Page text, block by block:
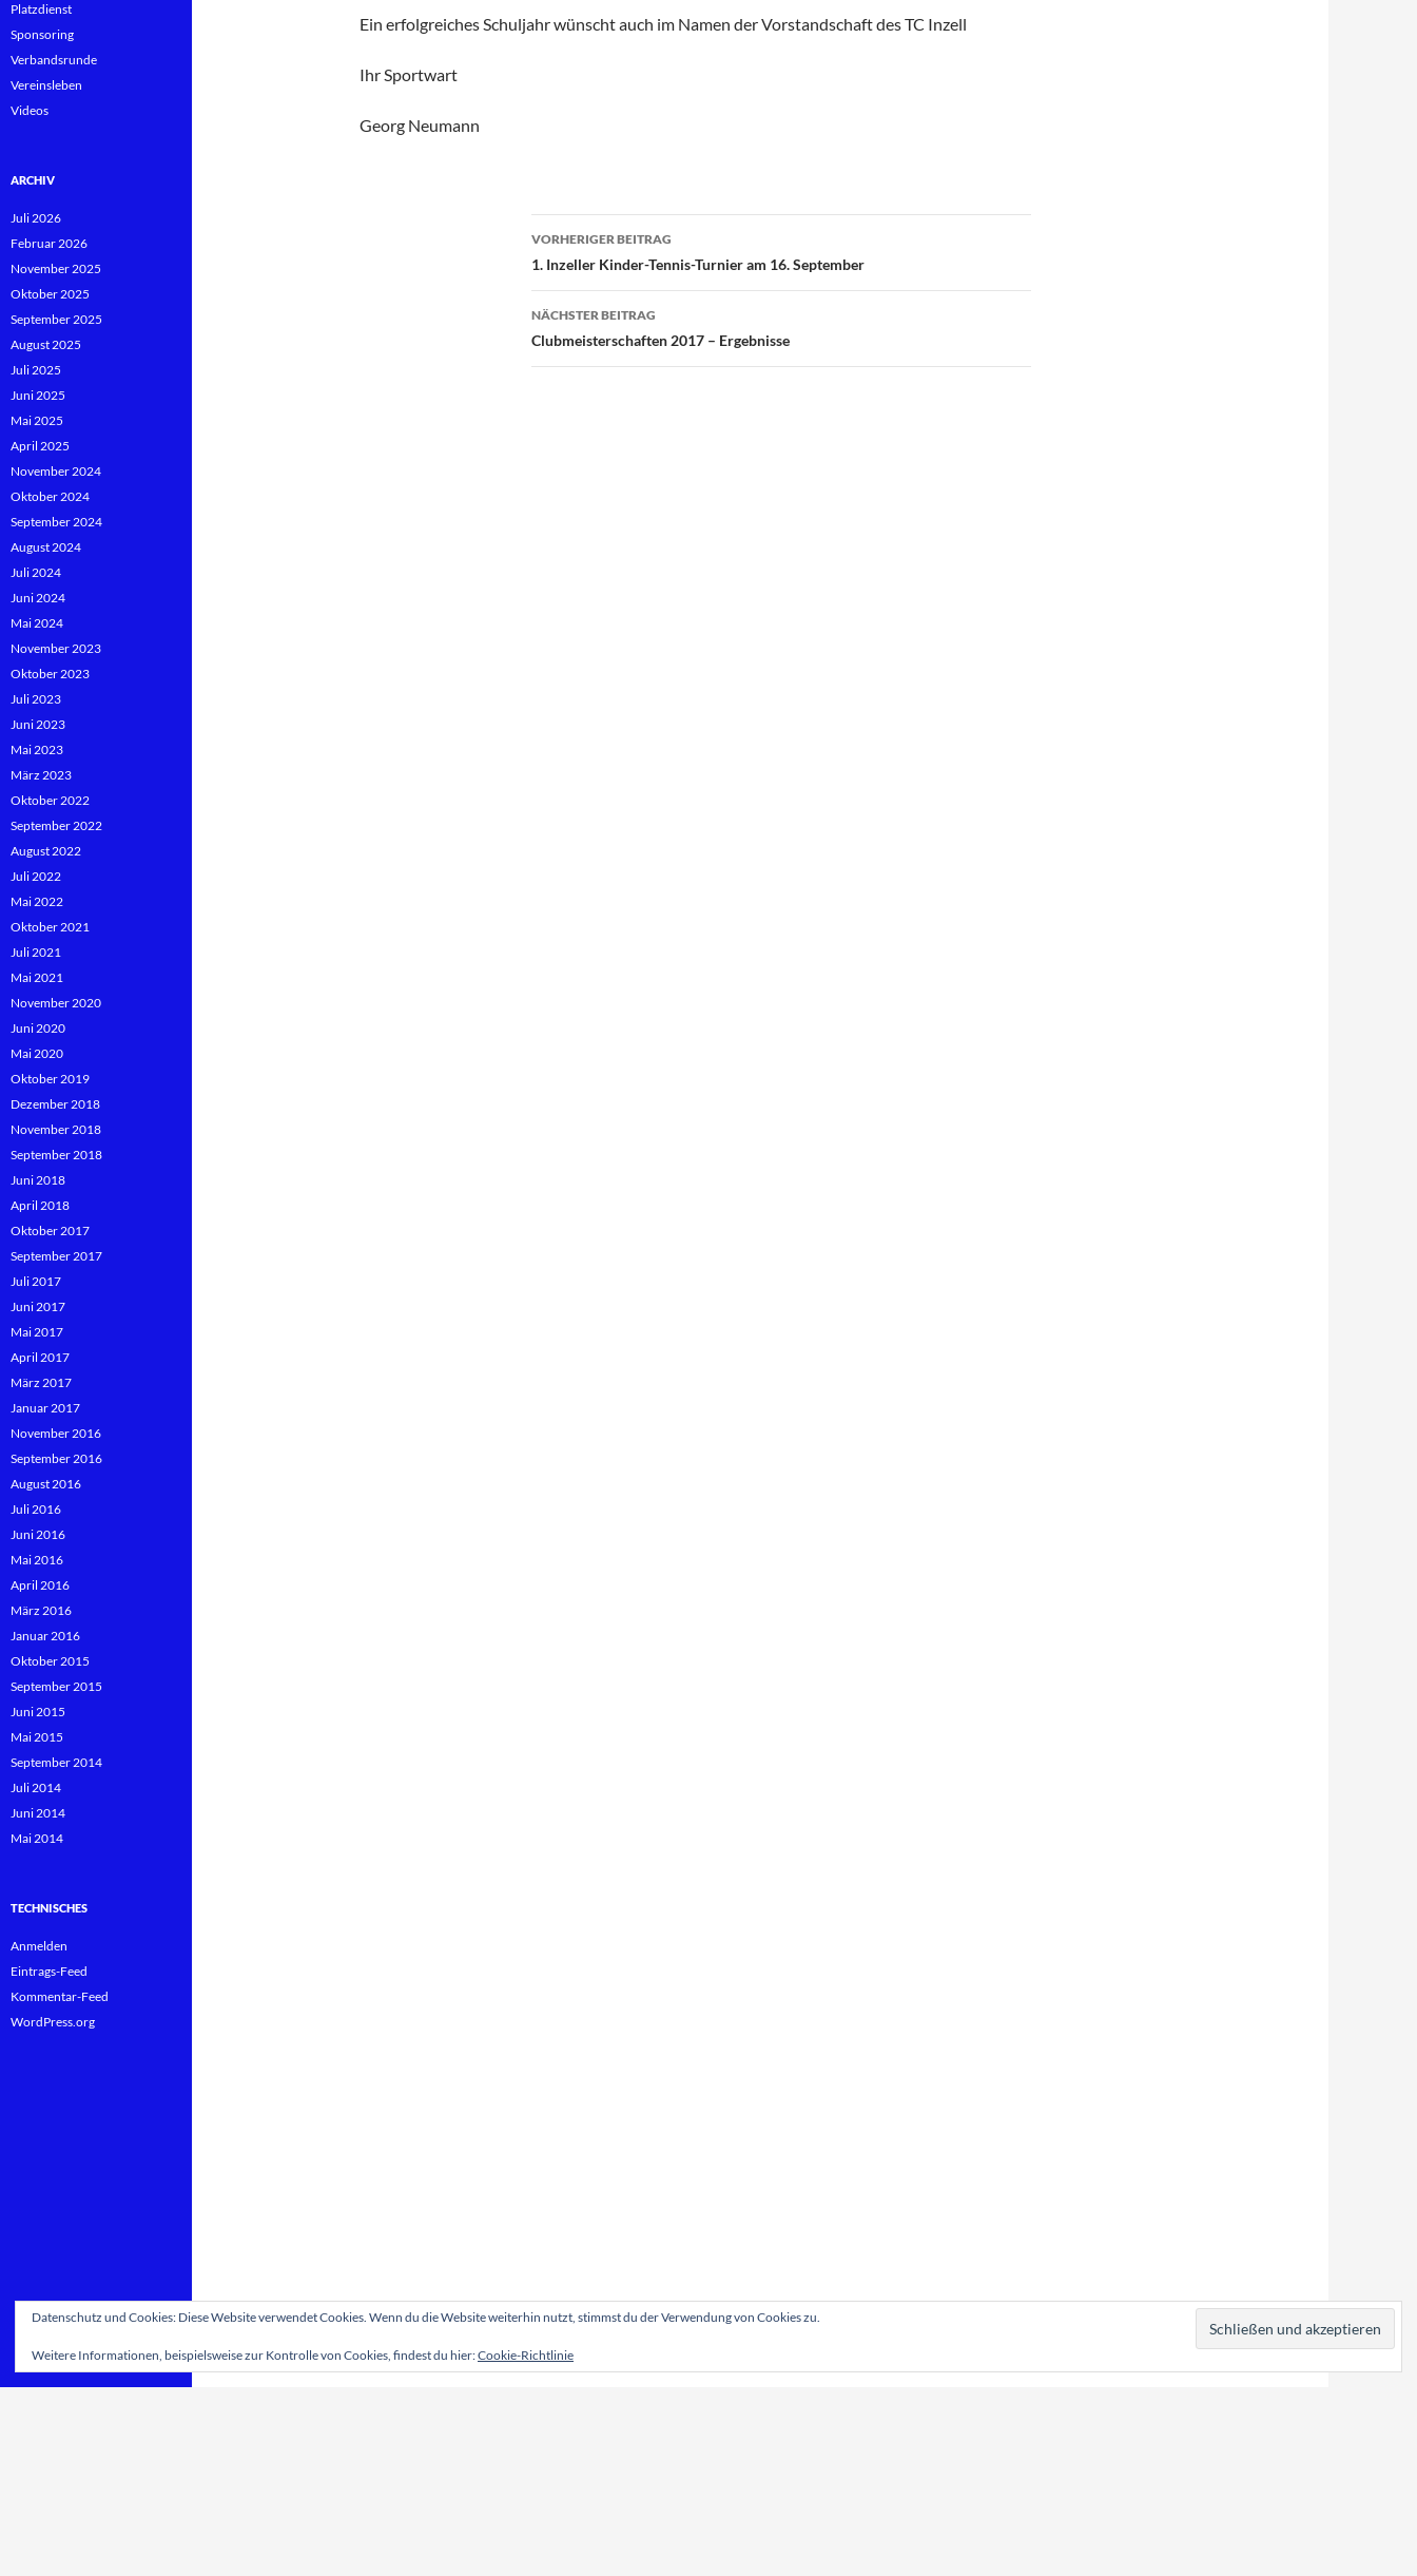
Ein erfolgreiches Schuljahr wünscht auch im Namen der Vorstandschaft des TC Inzell
Ihr Sportwart
Georg Neumann
Beitragsnavigation
VORHERIGER BEITRAG
1. Inzeller Kinder-Tennis-Turnier am 16. September
NÄCHSTER BEITRAG
Clubmeisterschaften 2017 – Ergebnisse
Platzdienst
Sponsoring
Verbandsrunde
Vereinsleben
Videos
ARCHIV
Juli 2026
Februar 2026
November 2025
Oktober 2025
September 2025
August 2025
Juli 2025
Juni 2025
Mai 2025
April 2025
November 2024
Oktober 2024
September 2024
August 2024
Juli 2024
Juni 2024
Mai 2024
November 2023
Oktober 2023
Juli 2023
Juni 2023
Mai 2023
März 2023
Oktober 2022
September 2022
August 2022
Juli 2022
Mai 2022
Oktober 2021
Juli 2021
Mai 2021
November 2020
Juni 2020
Mai 2020
Oktober 2019
Dezember 2018
November 2018
September 2018
Juni 2018
April 2018
Oktober 2017
September 2017
Juli 2017
Juni 2017
Mai 2017
April 2017
März 2017
Januar 2017
November 2016
September 2016
August 2016
Juli 2016
Juni 2016
Mai 2016
April 2016
März 2016
Januar 2016
Oktober 2015
September 2015
Juni 2015
Mai 2015
September 2014
Juli 2014
Juni 2014
Mai 2014
TECHNISCHES
Anmelden
Eintrags-Feed
Kommentar-Feed
WordPress.org
Datenschutz und Cookies: Diese Website verwendet Cookies. Wenn du die Website weiterhin nutzt, stimmst du der Verwendung von Cookies zu.
Weitere Informationen, beispielsweise zur Kontrolle von Cookies, findest du hier:Cookie-Richtlinie